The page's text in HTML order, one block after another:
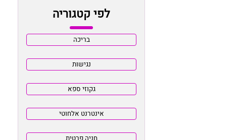
לפי קטגוריה